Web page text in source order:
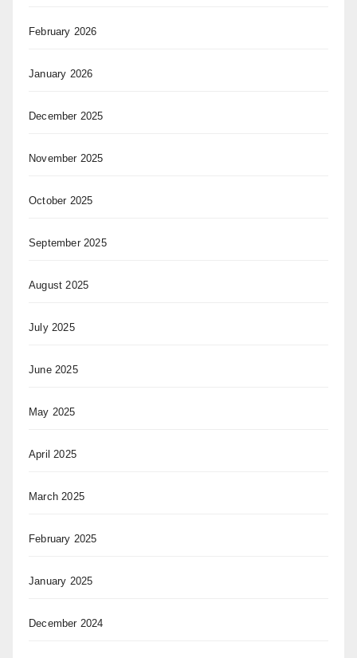
February 2026
January 2026
December 2025
November 2025
October 2025
September 2025
August 2025
July 2025
June 2025
May 2025
April 2025
March 2025
February 2025
January 2025
December 2024